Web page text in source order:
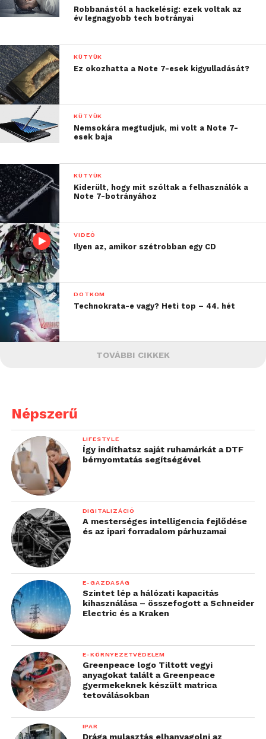
Robbanástól a hackelésig: ezek voltak az
év legnagyobb tech botrányai
KÜTYÜK
Ez okozhatta a Note 7-esek kigyulladását?
KÜTYÜK
Nemsokára megtudjuk, mi volt a Note 7-
esek baja
KÜTYÜK
Kiderült, hogy mit szóltak a felhasználók a
Note 7-botrányához
VIDEÓ
Ilyen az, amikor szétrobban egy CD
DOTKOM
Technokrata-e vagy? Heti top – 44. hét
TOVÁBBI CIKKEK
Népszerű
LIFESTYLE
Így indíthatsz saját ruhamárkát a DTF
bérnyomtatás segítségével
DIGITALIZÁCIÓ
A mesterséges intelligencia fejlődése
és az ipari forradalom párhuzamai
E-GAZDASÁG
Szintet lép a hálózati kapacitás
kihasználása – összefogott a Schneider
Electric és a Kraken
E-KÖRNYEZETVÉDELEM
Greenpeace logo Tiltott vegyi
anyagokat talált a Greenpeace
gyermekeknek készült matrica
tetoválásokban
IPAR
Drága mulasztás elhanyagolni az